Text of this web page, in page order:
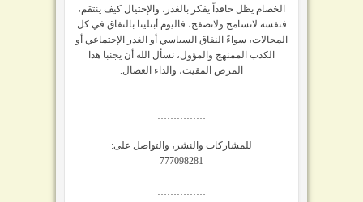
الخصام يظل حاقداً يفكر بالغدر، والإحتيال كيف ينتقم،
فنفسه لاتسامح ولاتصفح، فاليوم أبتلينا بالنفاق في كل
المجالات، سواءً النفاق السياسي أو الغدر الإجتماعي أو
الكذب الممنهج والمؤول، نسأل الله أن يجنبا هذا
المرض المقيت، والداء العضال.
…………………………………………………………
……………
للمشاركات والنشر، والتواصل على:
777098281
…………………………………………………………
……………